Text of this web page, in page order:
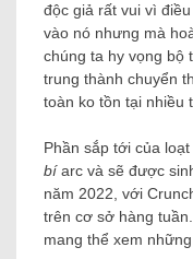
độc giả rất vui vì
vào nó nhưng mà
chúng ta hy vọng bộ
trung thành chuyển
toàn ko tồn tại nhiều
Phần sắp tới của
bíarc và sẽ được
năm 2022, với
trên cơ sở hàng
mang thể xem